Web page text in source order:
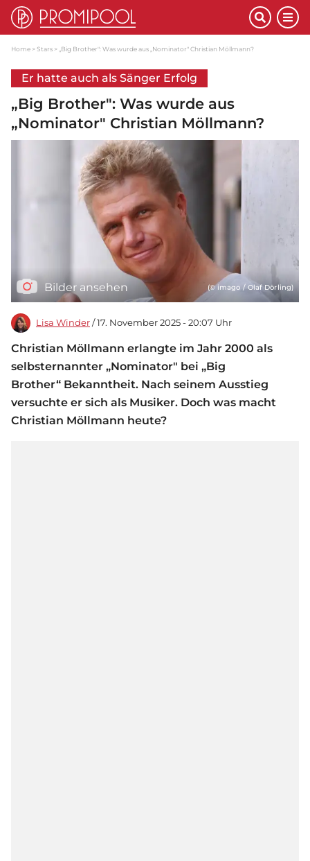
Home Stars „Big Brother": Was wurde aus „Nominator" Christian Möllmann?
Er hatte auch als Sänger Erfolg
„Big Brother": Was wurde aus
„Nominator" Christian Möllmann?
Bilder ansehen (© imago / Olaf Dörling)
Lisa Winder / 17. November 2025 - 20:07 Uhr
Christian Möllmann erlangte im Jahr 2000 als
selbsternannter „Nominator" bei „Big
Brother“ Bekanntheit. Nach seinem Ausstieg
versuchte er sich als Musiker. Doch was macht
Christian Möllmann heute?